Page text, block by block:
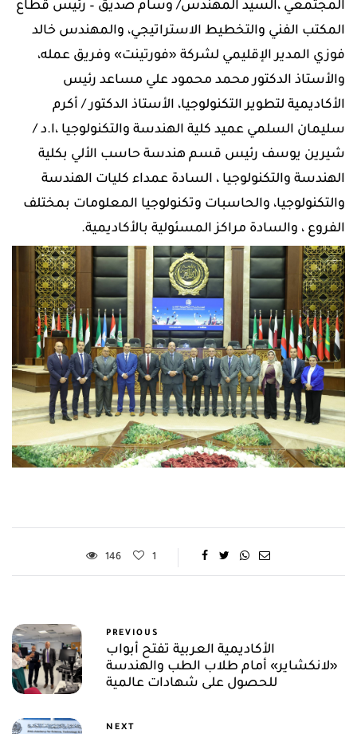
المجتمعي ،السيد المهندس/ وسام صديق – رئيس قطاع
المكتب الفني والتخطيط الاستراتيجي، والمهندس خالد
فوزي المدير الإقليمي لشركة «فورتينت» وفريق عمله،
والأستاذ الدكتور محمد محمود علي مساعد رئيس
الأكاديمية لتطوير التكنولوجيا، الأستاذ الدكتور / أكرم
سليمان السلمي عميد كلية الهندسة والتكنولوجيا ،ا.د /
شيرين يوسف رئيس قسم هندسة حاسب الألي بكلية
الهندسة والتكنولوجيا ، السادة عمداء كليات الهندسة
والتكنولوجيا، والحاسبات وتكنولوجيا المعلومات بمختلف
الفروع ، والسادة مراكز المسئولية بالأكاديمية.
146 1
PREVIOUS
الأكاديمية العربية تفتح أبواب
«لانكشاير» أمام طلاب الطب والهندسة
للحصول على شهادات عالمية
NEXT